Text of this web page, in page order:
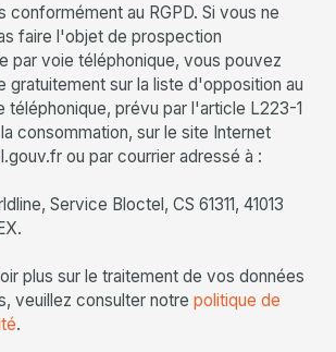
conformément au RGPD. Si vous ne
faire l'objet de prospection
par voie téléphonique, vous pouvez
gratuitement sur la liste d'opposition au
téléphonique, prévu par l'article L223-1
consommation, sur le site Internet
ou par courrier adressé à :
Service Bloctel, CS 61311, 41013
plus sur le traitement de vos données
veuillez consulter notre politique de
.